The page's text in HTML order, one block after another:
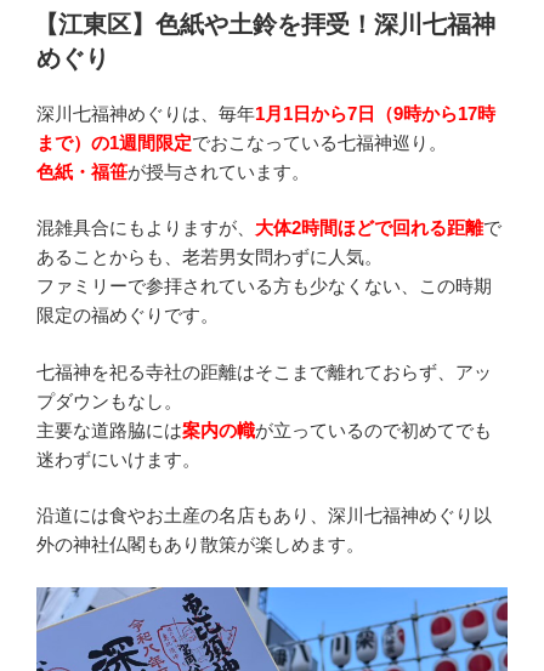
を
集
め
寺
社
巡
り！
は
だ
村
七
福
神
鶴
亀
ぐ
り”
投
稿
日:
【江東区】色紙や土鈴を拝受！深川七福神
めぐり
深川七福神めぐりは、毎年1月1日から7日（9時から17時
まで）の1週間限定でおこなっている七福神巡り。
色紙・福笹が授与されています。
混雑具合にもよりますが、 大体2時間ほどで回れる距離で
あることからも、老若男女問わずに人気。
ファミリーで参拝されている方も少なくない、この時期
限定の福めぐりです。
七福神を祀る寺社の距離はそこまで離れておらず、アッ
プダウンもなし。
主要な道路脇には案内の幟が立っているので初めてでも
迷わずにいけます。
沿道には食やお土産の名店もあり、深川七福神めぐり以
外の神社仏閣もあり散策が楽しめます。